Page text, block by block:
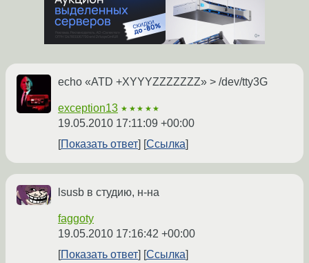
echo «ATD +XYYYZZZZZZZ» > /dev/tty3G
exception13 ★★★★★
19.05.2010 17:11:09 +00:00
Показать ответ
Ссылка
lsusb в студию, н-на
faggoty
19.05.2010 17:16:42 +00:00
Показать ответ
Ссылка